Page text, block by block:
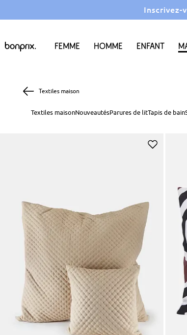
Inscrivez-
Femme Homme Enfant
Textiles maison
Textiles maisonNouveautésParures de litTapis de bain